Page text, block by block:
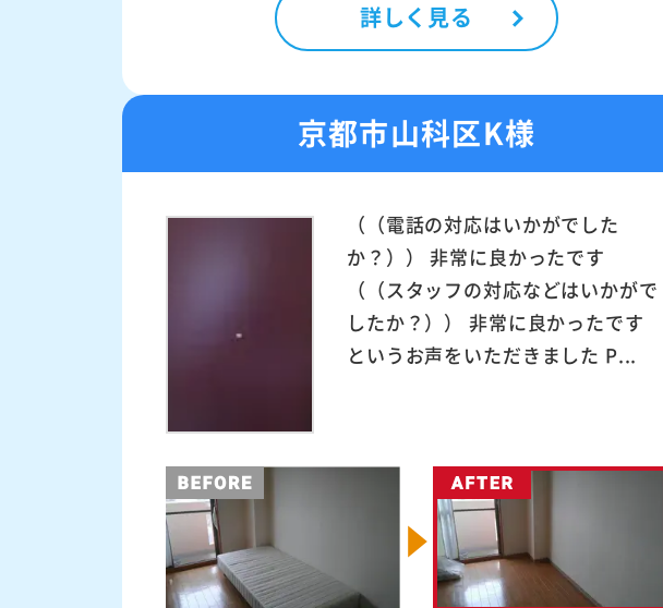
詳しく見る
京都市山科区K様
（（電話の対応はいかがでした
か？）） 非常に良かったです
（（スタッフの対応などはいかがで
したか？）） 非常に良かったです
というお声をいただきました P...